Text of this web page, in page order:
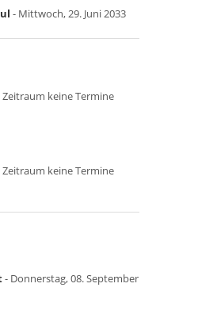
- Mittwoch, 29. Juni 2033
keine Termine
keine Termine
- Donnerstag, 08. September